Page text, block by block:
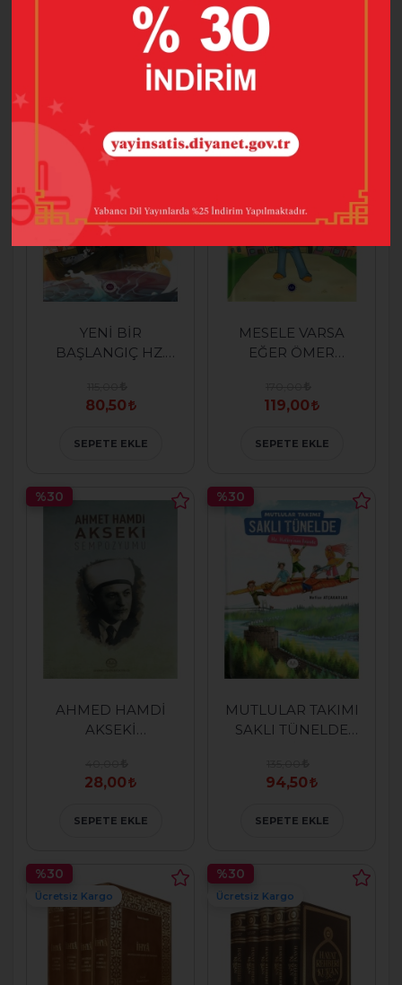
SEPETE EKLE
145,00
101,50
SEPETE EKLE
YENİ BİR
BAŞLANGIÇ HZ.
80,50
%30
SEPETE EKLE
MESELE VARSA
EĞER ÖMER
119,00
SEPETE EKLE
AHMED HAMDİ
AKSEKİ
28,00
%30
SEPETE EKLE
MUTLULAR TAKIMI
SAKLI TÜNELDE
94,50
%30
SEPETE EKLE
Ücretsiz Kargo
%30
Ücretsiz Kargo
%30